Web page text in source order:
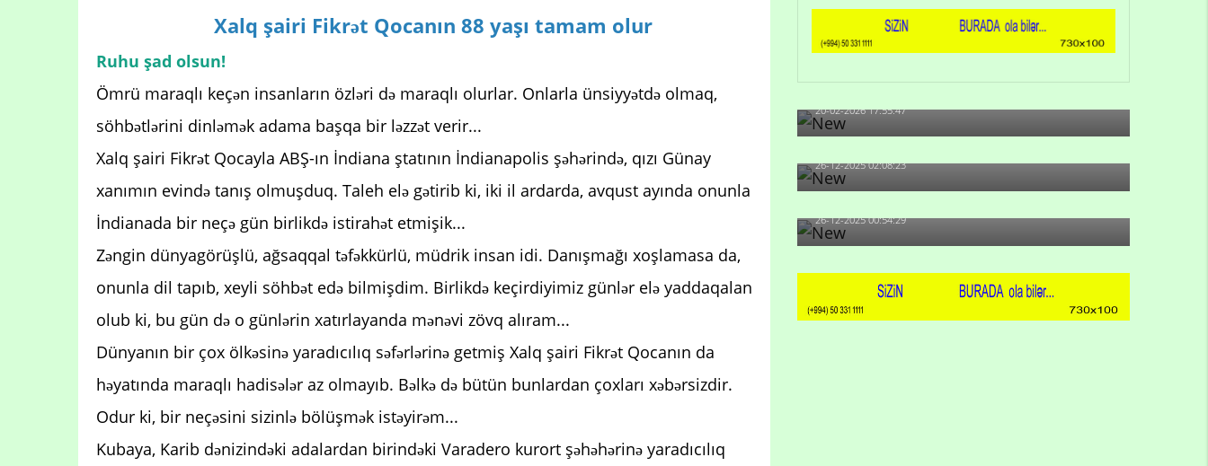
Xalq şairi Fikrət Qocanın 88 yaşı tamam olur
Ruhu şad olsun!
Ömrü maraqlı keçən insanların özləri də maraqlı olurlar. Onlarla ünsiyyətdə olmaq,
söhbətlərini dinləmək adama başqa bir ləzzət verir...
Xalq şairi Fikrət Qocayla ABŞ-ın İndiana ştatının İndianapolis şəhərində, qızı Günay
xanımın evində tanış olmuşduq. Taleh elə gətirib ki, iki il ardarda, avqust ayında onunla
İndianada bir neçə gün birlikdə istirahət etmişik...
Zəngin dünyagörüşlü, ağsaqqal təfəkkürlü, müdrik insan idi. Danışmağı xoşlamasa da,
onunla dil tapıb, xeyli söhbət edə bilmişdim. Birlikdə keçirdiyimiz günlər elə yaddaqalan
olub ki, bu gün də o günlərin xatırlayanda mənəvi zövq alıram...
Dünyanın bir çox ölkəsinə yaradıcılıq səfərlərinə getmiş Xalq şairi Fikrət Qocanın da
həyatında maraqlı hadisələr az olmayıb. Bəlkə də bütün bunlardan çoxları xəbərsizdir.
Odur ki, bir neçəsini sizinlə bölüşmək istəyirəm...
Kubaya, Karib dənizindəki adalardan birindəki Varadero kurort şəhəhərinə yaradıcılıq
artıb?
20-02-2026 17:55:47
Məni bura NAZİR GÖNDƏRİB - 1937-ci ildən
fəaliyyətdə olan və...
26-12-2025 02:08:23
-Ay qız, sən məhkəməni udmayacaqsan... Sən
bilirsən də, məni...
26-12-2025 00:54:29